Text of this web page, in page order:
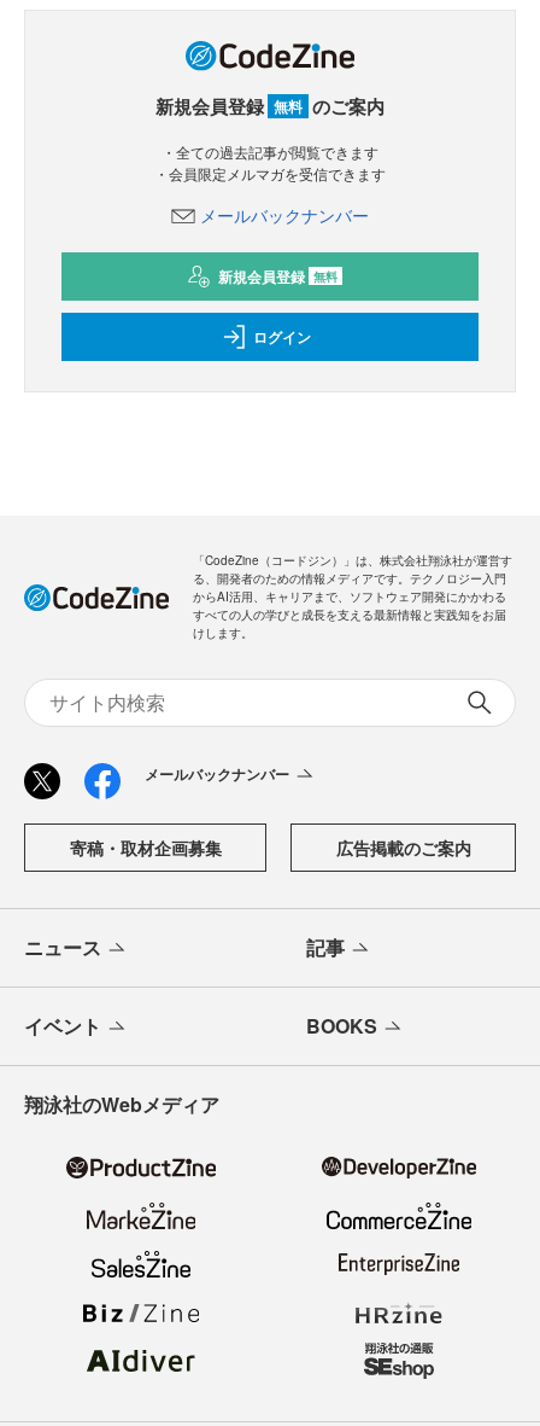
新規会員登録 無料 のご案内
・全ての過去記事が閲覧できます
・会員限定メルマガを受信できます
メールバックナンバー
新規会員登録 無料
ログイン
「CodeZine（コードジン）」は、株式会社翔泳社が運営す
る、開発者のための情報メディアです。テクノロジー入門
からAI活用、キャリアまで、ソフトウェア開発にかかわる
すべての人の学びと成長を支える最新情報と実践知をお届
けします。
メールバックナンバー
寄稿・取材企画募集 広告掲載のご案内
ニュース 記事
イベント BOOKS
翔泳社のWebメディア